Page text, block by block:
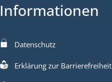
Informationen
Datenschutz
Erklärung zur Barrierefreiheit